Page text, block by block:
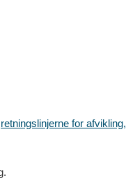
retningslinjerne for afvikling,